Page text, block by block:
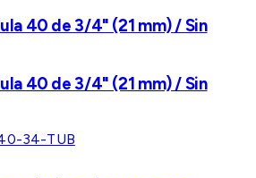
40 de 3/4" (21 mm) / Sin
40 de 3/4" (21 mm) / Sin
34-TUB